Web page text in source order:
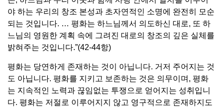
야 하는 우리의 창조 본성과 초자연적인 소명에 완전히 모순
되는 것입니다. … 평화는 하느님께서 의도하신 대로, 또 하
느님의 영원한 계획 속에 그려진 대로의 창조의 깊은 실체를
밝혀주는 것입니다.”(42-44항)
평화는 당연하게 존재하는 것이 아닙니다. 거저 주어지는 것
도 아닙니다. 평화를 지키고 보존하는 것은 의무이며, 평화
는 지속적인 노력과 끊임없는 투쟁으로 얻어지는 성취입니
다. 평화는 저절로 이루어지지 않고 영구적으로 존재하지도